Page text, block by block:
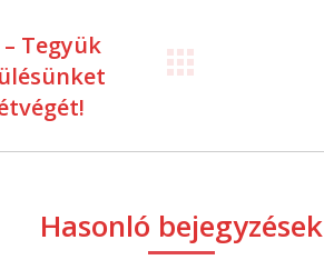
Tegyük
Hasonló bejegyzések